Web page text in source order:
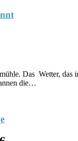
Das Wetter, das
die…